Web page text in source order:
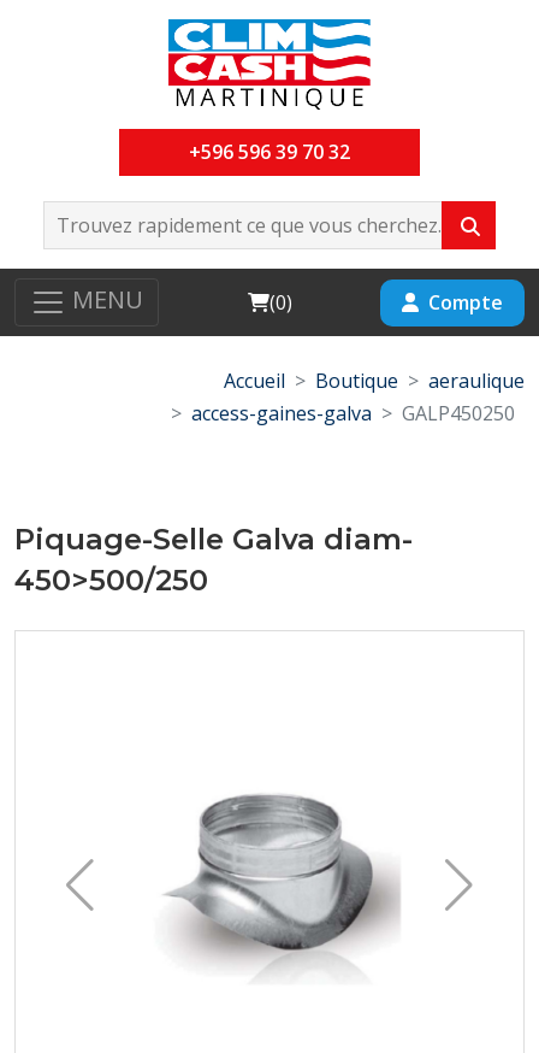
+596 596 39 70 32
MENU Cart
(0) Compte
Accueil Boutique
aeraulique
access-gaines-galva
GALP450250
Piquage-Selle Galva diam-
450>500/250